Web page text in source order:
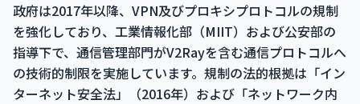
政府は2017年以降、VPN及びプロキシプロトコルの規制
を強化しており、工業情報化部（MIIT）および公安部の
指導下で、通信管理部門がV2Rayを含む通信プロトコルへ
の技術的制限を実施しています。規制の法的根拠は「イン
ターネット安全法」（2016年）および「ネットワーク内